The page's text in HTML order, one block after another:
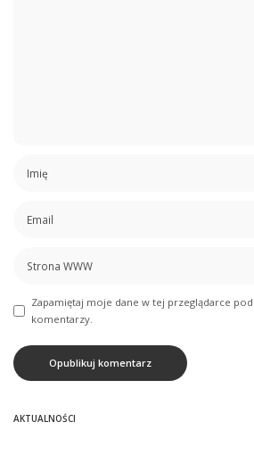
Zapamiętaj moje dane w tej przeglądarce
komentarzy.
AKTUALNOŚCI